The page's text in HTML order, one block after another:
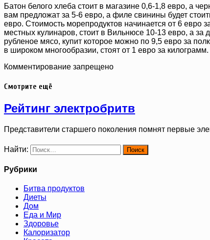
Батон белого хлеба стоит в магазине 0,6-1,8 евро, а
вам предложат за 5-6 евро, а филе свинины будет
евро. Стоимость морепродуктов начинается от 6 евро
местных кулинаров, стоит в Вильнюсе 10-13 евро, а за
рубленое мясо, купит которое можно по 9,5 евро за
в широком многообразии, стоят от 1 евро за килограмм.
Комментирование запрещено
Смотрите ещё
Рейтинг электробритв
Представители старшего поколения помнят первые
Найти:
Рубрики
Битва продуктов
Диеты
Дом
Еда и Мир
Здоровье
Калоризатор